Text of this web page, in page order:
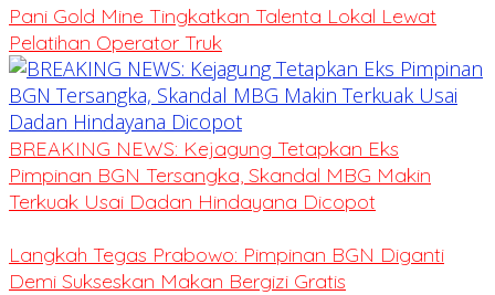
Pani Gold Mine Tingkatkan Talenta Lokal Lewat
Pelatihan Operator Truk
BREAKING NEWS: Kejagung Tetapkan Eks
Pimpinan BGN Tersangka, Skandal MBG Makin
Terkuak Usai Dadan Hindayana Dicopot
Langkah Tegas Prabowo: Pimpinan BGN Diganti
Demi Sukseskan Makan Bergizi Gratis